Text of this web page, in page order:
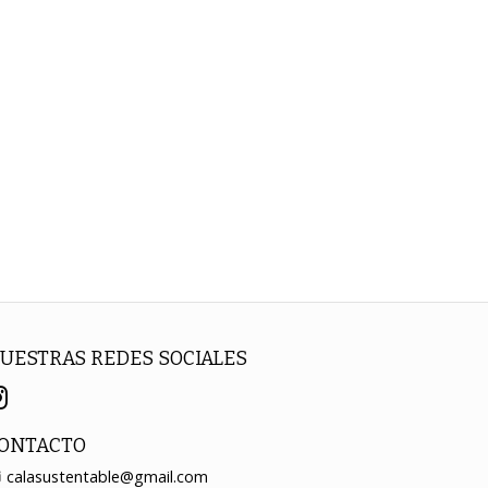
REDES SOCIALES
calasustentable@gmail.com